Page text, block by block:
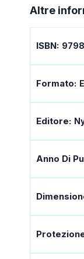
Altre
ISBN:
Formato:
Editore:
Anno Di